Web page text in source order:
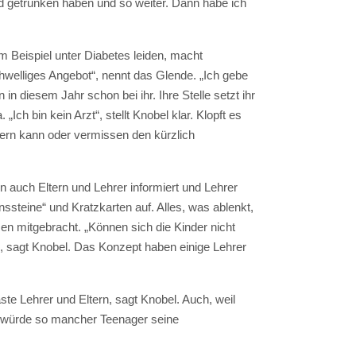
Beispiel unter Diabetes leiden, macht
Angebot“, nennt das Glende. „Ich gebe
in diesem Jahr schon bei ihr. Ihre Stelle setzt ihr
bin kein Arzt“, stellt Knobel klar. Klopft es
kann oder vermissen den kürzlich
Eltern und Lehrer informiert und Lehrer
und Kratzkarten auf. Alles, was ablenkt,
mitgebracht. „Können sich die Kinder nicht
Knobel. Das Konzept haben einige Lehrer
Lehrer und Eltern, sagt Knobel. Auch, weil
so mancher Teenager seine